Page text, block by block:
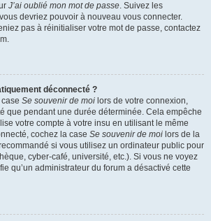
J’ai oublié mon mot de passe. Suivez les
devriez pouvoir à nouveau vous connecter.
pas à réinitialiser votre mot de passe, contactez
déconnecté ?
Se souvenir de moi lors de votre connexion,
que pendant une durée déterminée. Cela empêche
votre compte à votre insu en utilisant le même
cochez la case Se souvenir de moi lors de la
si vous utilisez un ordinateur public pour
cyber-café, université, etc.). Si vous ne voyez
qu’un administrateur du forum a désactivé cette